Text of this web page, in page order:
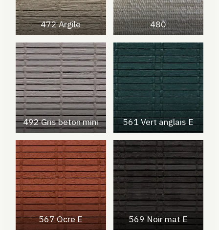
472 Argile 480
492 Gris beton mini 561 Vert anglais E
567 Ocre E 569 Noir mat E